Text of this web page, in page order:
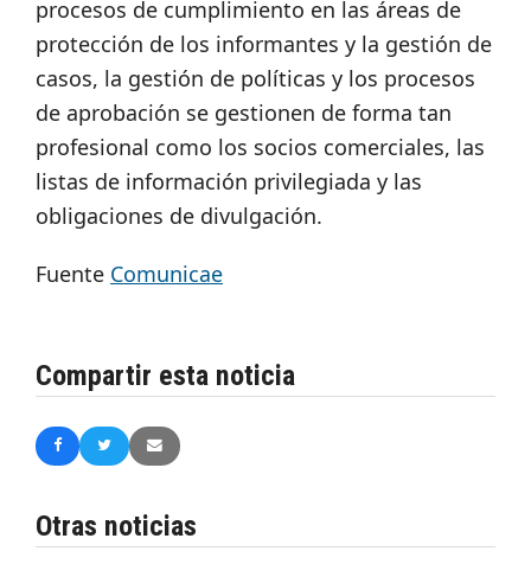
procesos de cumplimiento en las áreas de
protección de los informantes y la gestión de
casos, la gestión de políticas y los procesos
de aprobación se gestionen de forma tan
profesional como los socios comerciales, las
listas de información privilegiada y las
obligaciones de divulgación.
Fuente Comunicae
Compartir esta noticia
Otras noticias